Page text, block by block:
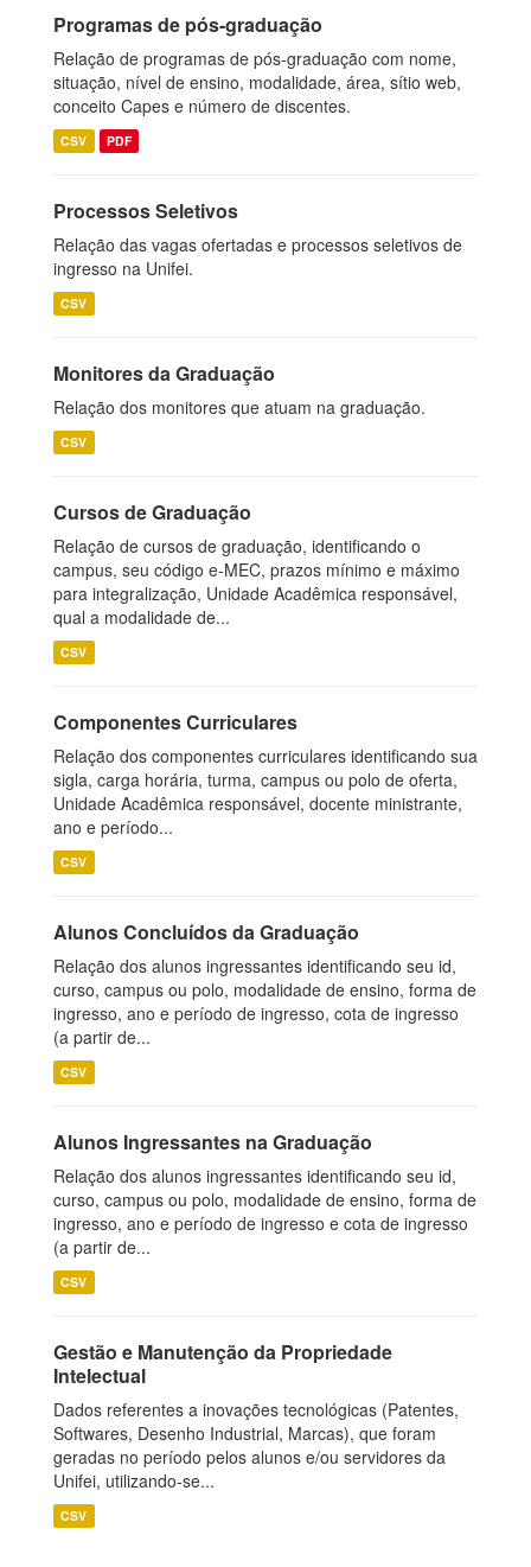
Programas de pós-graduação
Relação de programas de pós-graduação com nome,
situação, nível de ensino, modalidade, área, sítio web,
conceito Capes e número de discentes.
CSV PDF
Processos Seletivos
Relação das vagas ofertadas e processos seletivos de
ingresso na Unifei.
CSV
Monitores da Graduação
Relação dos monitores que atuam na graduação.
CSV
Cursos de Graduação
Relação de cursos de graduação, identificando o
campus, seu código e-MEC, prazos mínimo e máximo
para integralização, Unidade Acadêmica responsável,
qual a modalidade de...
CSV
Componentes Curriculares
Relação dos componentes curriculares identificando sua
sigla, carga horária, turma, campus ou polo de oferta,
Unidade Acadêmica responsável, docente ministrante,
ano e período...
CSV
Alunos Concluídos da Graduação
Relação dos alunos ingressantes identificando seu id,
curso, campus ou polo, modalidade de ensino, forma de
ingresso, ano e período de ingresso, cota de ingresso
(a partir de...
CSV
Alunos Ingressantes na Graduação
Relação dos alunos ingressantes identificando seu id,
curso, campus ou polo, modalidade de ensino, forma de
ingresso, ano e período de ingresso e cota de ingresso
(a partir de...
CSV
Gestão e Manutenção da Propriedade
Intelectual
Dados referentes a inovações tecnológicas (Patentes,
Softwares, Desenho Industrial, Marcas), que foram
geradas no período pelos alunos e/ou servidores da
Unifei, utilizando-se...
CSV